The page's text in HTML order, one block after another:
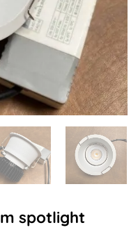
spotlight